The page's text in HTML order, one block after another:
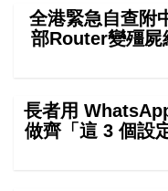
全港緊急自查附
部Router變殭屍
長者用
做齊「這 3 個設